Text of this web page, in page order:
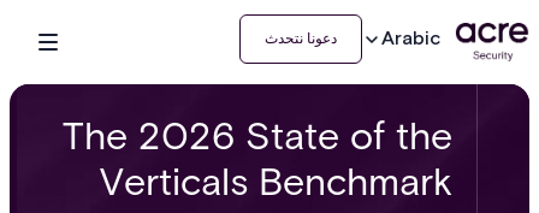
Arabic دعونا نتحدث
The 2026 State of the
Verticals Benchmark